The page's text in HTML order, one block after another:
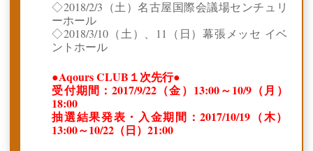
◇2018/2/3（土）名古屋国際会議場センチュリ
ーホール
◇2018/3/10（土）、11（日）幕張メッセ イベ
ントホール
●Aqours CLUB１次先行●
受付期間：2017/9/22（金）13:00～10/9（月）
18:00
抽選結果発表・入金期間：2017/10/19（木）
13:00～10/22（日）21:00